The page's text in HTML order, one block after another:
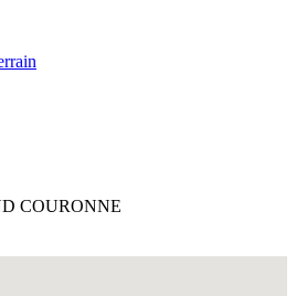
COURONNE